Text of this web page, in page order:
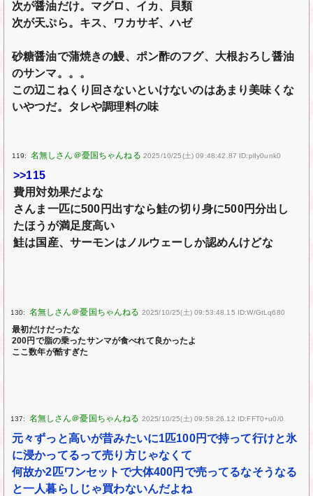
次が醤油だけ。マグロ、イカ、貝類
次が天ぷら。キス、ワカサギ、ハゼ
砂糖醤油で蒲焼きの鰻、ポン酢のフグ、大根おろし醤油
のサンマ。。。
この辺こねくり回さないといけないのはあまり美味くな
いやつだ。タレや調理料の味
119: 2025/10/25(土) 09:48:42.87 ID:plIy0unk0
>>115
費用対効果だよな
さんま一匹に500円出すなら鮭の切り身に500円分出し
たほうが満足度高い
鮭は国産、サーモンはノルウェーしか認めんけどな
130: 2025/10/25(土) 09:53:48.15 ID:W/GtLq680
最初だけだったな
200円で脂の乗ったサンマが食べれて良かったよ
ここ数年が酷すぎた
137: 2025/10/25(土) 09:58:26.12 ID:FFT0+u0/0
元々ずっと高いが昔みたいに1匹100円で持って行けと氷
に浸かってるって売り方じゃなくて
何故か2匹ワンセットで大体400円で売ってるなそうなる
と一人暮らしじゃ買わないんだよね